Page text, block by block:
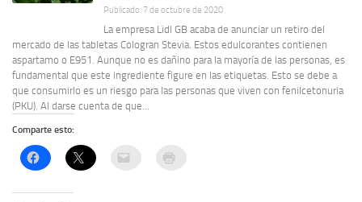
Publicado: 7 de octubre de 2020
La empresa Lidl GB acaba de anunciar un retiro del
mercado de las tabletas Cologran Stevia. Estos edulcorantes contienen
aspartamo o E951. Aunque no es dañino para la mayoría de las personas, es
fundamental que este ingrediente figure en las etiquetas. Esto se debe a
que consumirlo es un riesgo para las personas que viven con fenilcetonuria
(PKU). Al darse cuenta de que...
Comparte esto: